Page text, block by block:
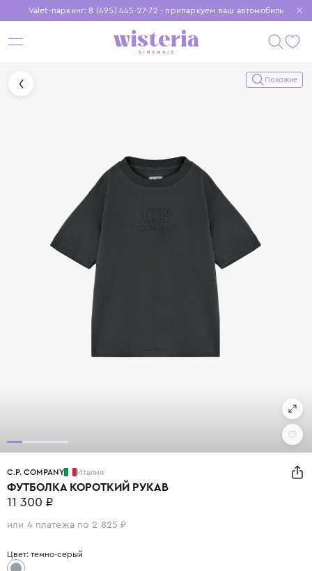
Valet-паркинг: 8 (495) 445-27-72 - припаркуем ваш автомобиль
Бесплатная доставка при заказе от 15 000 ₽
Установите приложение, чтобы покупки были еще удобнее
Похожие
C.P. COMPANY Италия
ФУТБОЛКА КОРОТКИЙ РУКАВ
11 300 ₽
или 4 платежа по 2 825 ₽
Цвет: темно-серый